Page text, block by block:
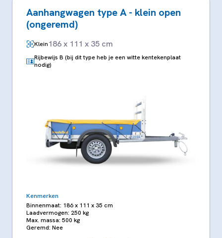
Aanhangwagen type A - klein open
(ongeremd)
Klein186 x 111 x 35 cm
Rijbewijs B (bij dit type heb je een witte kentekenplaat
nodig)
Kenmerken
Binnenmaat: 186 x 111 x 35 cm
Laadvermogen: 250 kg
Max. massa: 500 kg
Geremd: Nee